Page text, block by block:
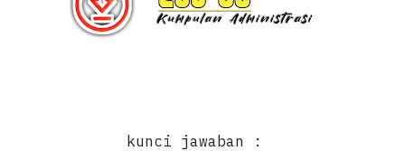
kunci jawaban :